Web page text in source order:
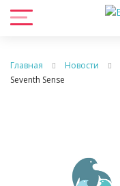
Главная Новости
Seventh Sense